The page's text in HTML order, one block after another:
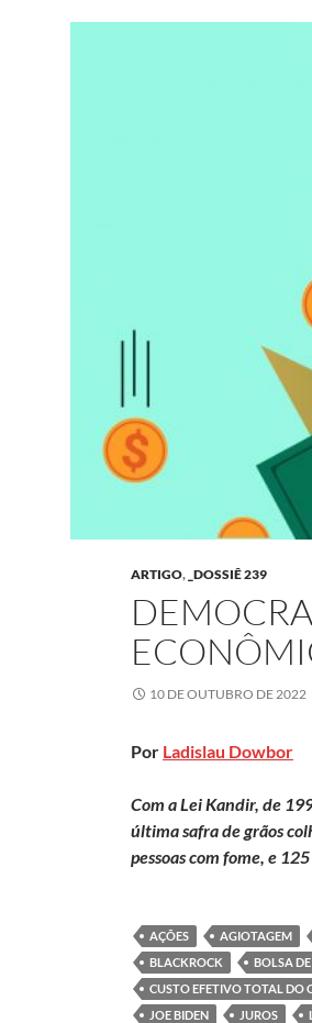
ARTIGO, _DOSSIÊ 239
10 DE OUTUBRO DE 2022
Por Ladislau Dowbor
Com a Lei Kandir, de
última safra de grãos
pessoas com fome, e
AÇÕES AGIOTAGEM
BLACKROCK
BOLSA
CUSTO EFETIVO TOTAL DO
JOE BIDEN
JUROS